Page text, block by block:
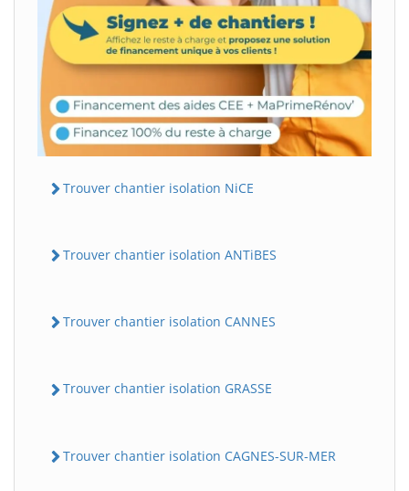
Trouver chantier isolation NiCE
Trouver chantier isolation ANTiBES
Trouver chantier isolation CANNES
Trouver chantier isolation GRASSE
Trouver chantier isolation CAGNES-SUR-MER